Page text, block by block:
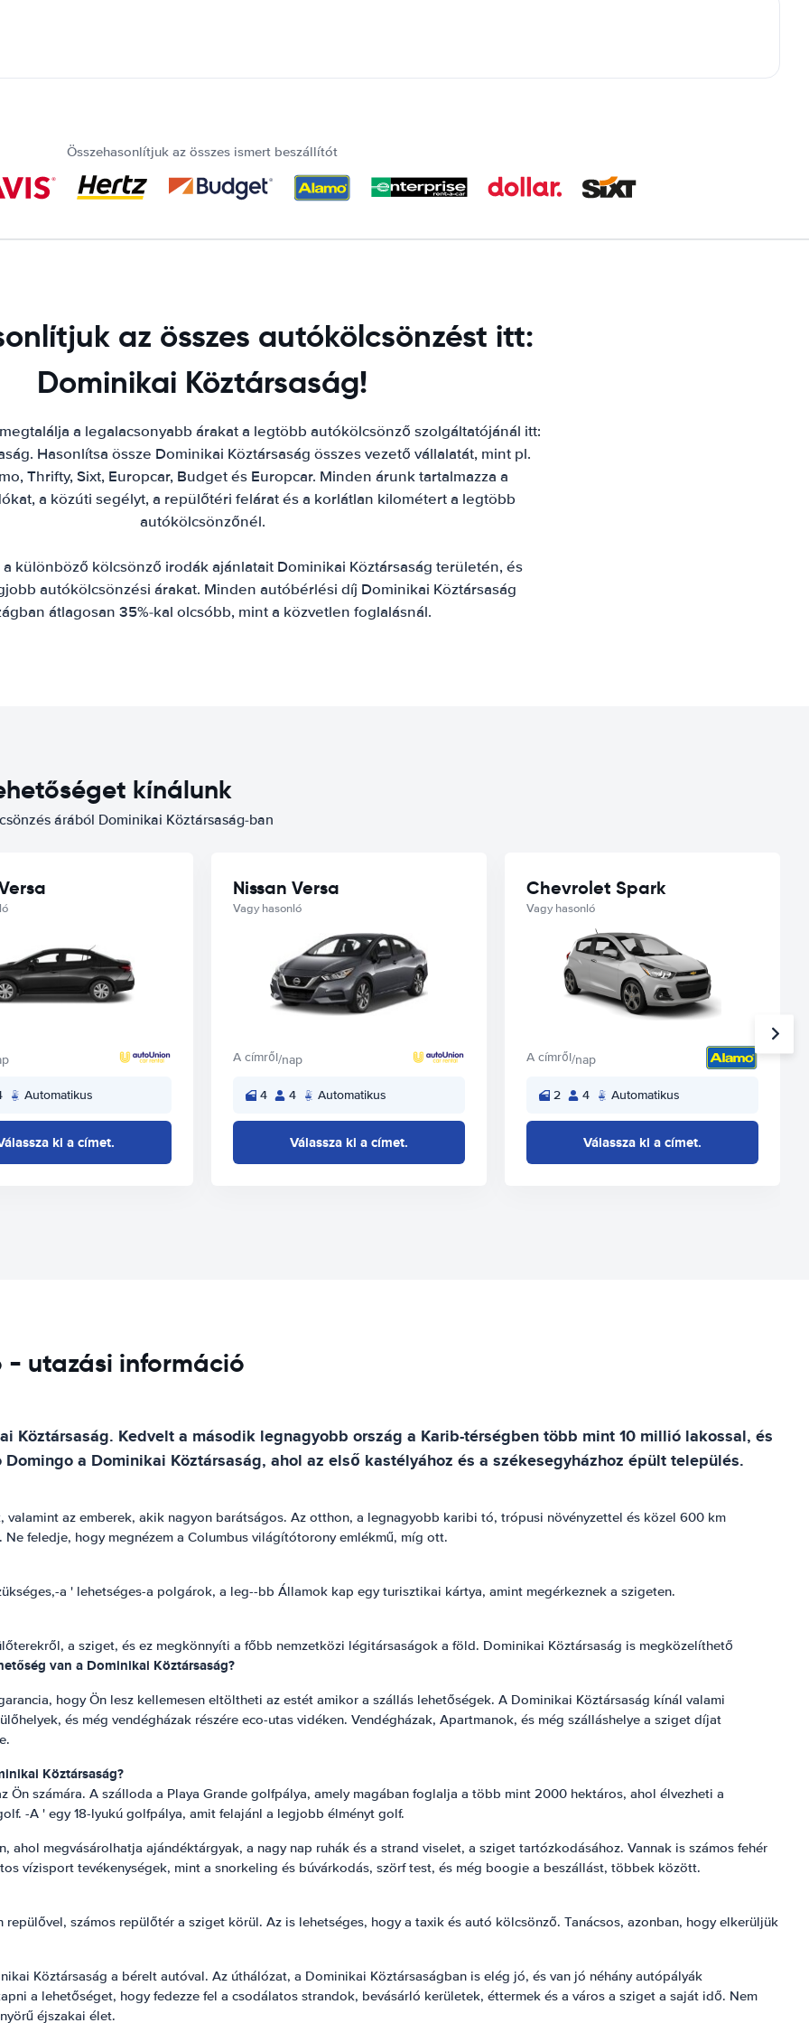
Összehasonlítjuk az összes ismert beszállítót
az összes autókölcsönzést itt:
Dominikai Köztársaság!
a legalacsonyabb árakat a legtöbb autókölcsönző szolgáltatójánál itt:
Hasonlítsa össze Dominikai Köztársaság összes vezető vállalatát, mint pl.
Thrifty, Sixt, Europcar, Budget és Europcar. Minden árunk tartalmazza a
a közúti segélyt, a repülőtéri felárat és a korlátlan kilométert a legtöbb
autókölcsönzőnél.
különböző kölcsönző irodák ajánlatait Dominikai Köztársaság területén, és
autókölcsönzési árakat. Minden autóbérlési díj Dominikai Köztársaság
átlagosan 35%-kal olcsóbb, mint a közvetlen foglalásnál.
kínálunk
árából Dominikai Köztársaság-ban
Automatikus
ki a címet.
Nissan Versa
Vagy hasonló
A címről/nap
4 4 Automatikus
Válassza ki a címet.
Chevrolet Spark
Vagy hasonló
A címről/nap
2 4 Automatikus
Válassza ki a címet.
- utazási információ
Köztársaság. Kedvelt a második legnagyobb ország a Karib-térségben több mint 10 millió lakossal, és
a Dominikai Köztársaság, ahol az első kastélyához és a székesegyházhoz épült település.
az emberek, akik nagyon barátságos. Az otthon, a legnagyobb karibi tó, trópusi növényzettel és közel 600 km
feledje, hogy megnézem a Columbus világítótorony emlékmű, míg ott.
a ' lehetséges-a polgárok, a leg--bb Államok kap egy turisztikai kártya, amint megérkeznek a szigeten.
a sziget, és ez megkönnyíti a főbb nemzetközi légitársaságok a föld. Dominikai Köztársaság is megközelíthető
van a Dominikai Köztársaság?
hogy Ön lesz kellemesen eltöltheti az estét amikor a szállás lehetőségek. A Dominikai Köztársaság kínál valami
és még vendégházak részére eco-utas vidéken. Vendégházak, Apartmanok, és még szálláshelye a sziget díjat
Köztársaság?
Ön számára. A szálloda a Playa Grande golfpálya, amely magában foglalja a több mint 2000 hektáros, ahol élvezheti a
-A ' egy 18-lyukú golfpálya, amit felajánl a legjobb élményt golf.
ahol megvásárolhatja ajándéktárgyak, a nagy nap ruhák és a strand viselet, a sziget tartózkodásához. Vannak is számos fehér
vízisport tevékenységek, mint a snorkeling és búvárkodás, szörf test, és még boogie a beszállást, többek között.
számos repülőtér a sziget körül. Az is lehetséges, hogy a taxik és autó kölcsönző. Tanácsos, azonban, hogy elkerüljük
Köztársaság a bérelt autóval. Az úthálózat, a Dominikai Köztársaságban is elég jó, és van jó néhány autópályák
a lehetőséget, hogy fedezze fel a csodálatos strandok, bevásárló kerületek, éttermek és a város a sziget a saját idő. Nem
éjszakai élet.